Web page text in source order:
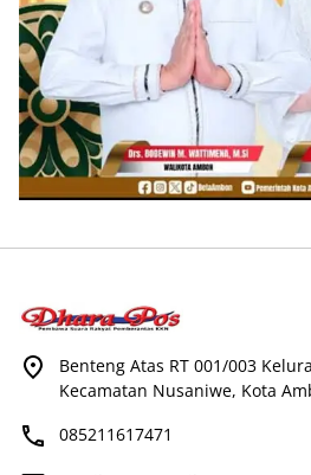
Benteng Atas RT 001/003
Kecamatan Nusaniwe, Kota
085211617471